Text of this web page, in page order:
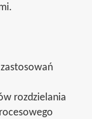
rozdzielania